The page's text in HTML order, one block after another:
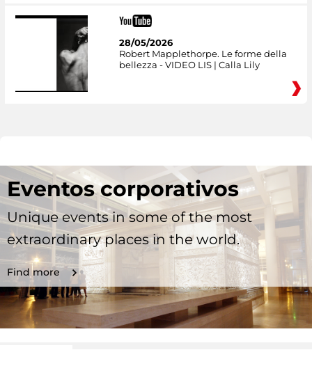
28/05/2026
Robert Mapplethorpe. Le forme della
bellezza - VIDEO LIS | Calla Lily
Eventos corporativos
Unique events in some of the most
extraordinary places in the world.
Find more